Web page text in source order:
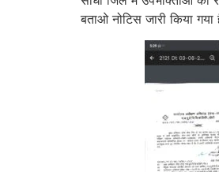
बताओ नोटिस जारी किया